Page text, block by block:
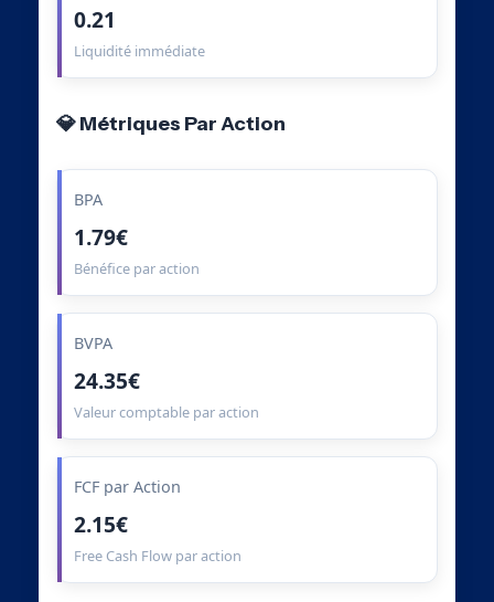
0.21
Liquidité immédiate
💎 Métriques Par Action
BPA
1.79€
Bénéfice par action
BVPA
24.35€
Valeur comptable par action
FCF par Action
2.15€
Free Cash Flow par action